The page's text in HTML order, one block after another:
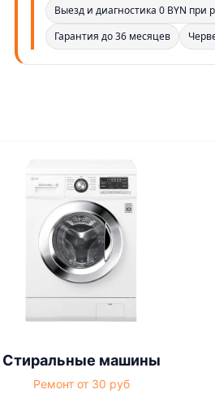
Выезд и диагностика 0 BYN при
Гарантия до 36 месяцев
Стиральные машины
Ремонт от 30 руб